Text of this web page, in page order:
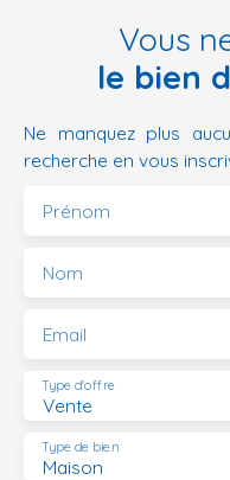
Vous
le bien
Ne manquez plus
recherche en vous
Prénom
Nom
Email
Vente
Type d'offre
Maison
Type de bien